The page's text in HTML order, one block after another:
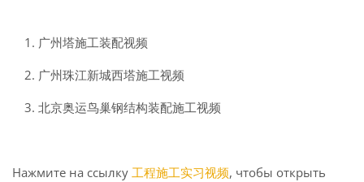
1. 广州塔施工装配视频
2. 广州珠江新城西塔施工视频
3. 北京奥运鸟巢钢结构装配施工视频
Нажмите на ссылку 工程施工实习视频, чтобы открыть